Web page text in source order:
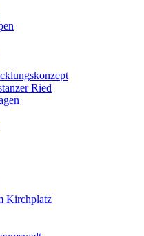
Ried
Kirchplatz